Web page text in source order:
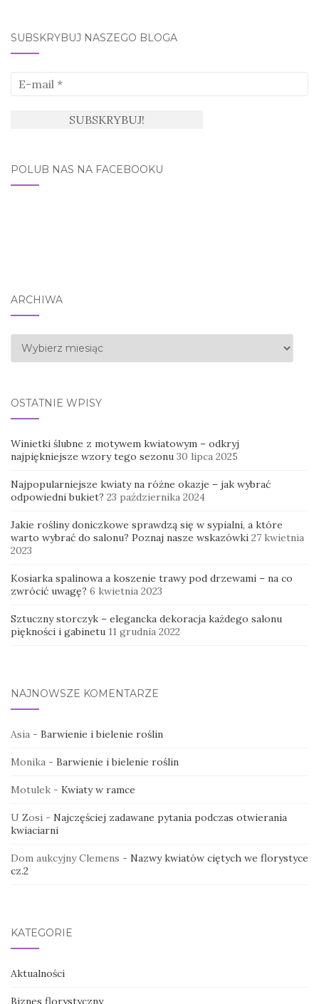
SUBSKRYBUJ NASZEGO BLOGA
POLUB NAS NA FACEBOOKU
ARCHIWA
Archiwa
OSTATNIE WPISY
Winietki ślubne z motywem kwiatowym – odkryj
najpiękniejsze wzory tego sezonu 30 lipca 2025
Najpopularniejsze kwiaty na różne okazje – jak wybrać
odpowiedni bukiet? 23 października 2024
Jakie rośliny doniczkowe sprawdzą się w sypialni, a które
warto wybrać do salonu? Poznaj nasze wskazówki 27 kwietnia
2023
Kosiarka spalinowa a koszenie trawy pod drzewami – na co
zwrócić uwagę? 6 kwietnia 2023
Sztuczny storczyk – elegancka dekoracja każdego salonu
piękności i gabinetu 11 grudnia 2022
NAJNOWSZE KOMENTARZE
Asia - Barwienie i bielenie roślin
Monika - Barwienie i bielenie roślin
Motulek - Kwiaty w ramce
U Zosi - Najczęściej zadawane pytania podczas otwierania
kwiaciarni
Dom aukcyjny Clemens - Nazwy kwiatów ciętych we florystyce
cz.2
KATEGORIE
Aktualności
Biznes florystyczny